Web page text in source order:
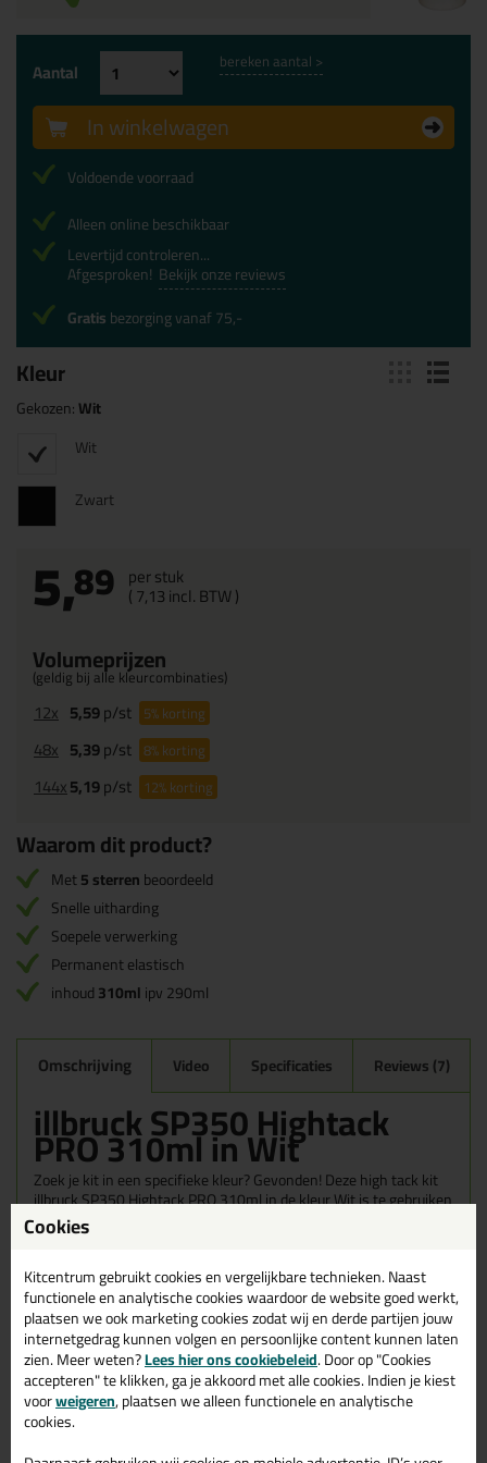
Kleur
Gekozen:Wit
Wit
Zwart
5,89 per stuk
(7,13incl. BTW )
Volumeprijzen
(geldig bij alle kleurcombinaties)
12x 5,59p/st 5%korting
48x 5,39p/st 8%korting
144x5,19p/st 12%korting
Aantal bereken aantal >
In winkelwagen
Voldoende voorraad
Alleen online beschikbaar
Levertijd controleren...
Afgesproken! Bekijk onze reviews
Gratisbezorging vanaf 75,-
Waarom dit product?
Met5 sterrenbeoordeeld
Snelle uitharding
Soepele verwerking
Permanent elastisch
inhoud310mlipv 290ml
Omschrijving Video Specificaties Reviews (7)
illbruck SP350 Hightack
PRO 310ml in Wit
Zoek je kit in een specifieke kleur? Gevonden! Deze high tack kit
illbruck SP350 Hightack PRO 310ml in de kleur Wit is te gebruiken
voor verschillende toepassingen. Een duurzame en veelzijdige kit
welke makkelijk te verwerken is. Perfect als je een bijpassende
SP350 Hightack PRO 310ml in kleur Wit vandaag nog! Op
voorraad en op werkdagen besteld = morgen in huis.
Wil je meer weten over de toepassing en kenmerken van dit
product?Lees alles over dit product >
Cookies
Kitcentrum gebruikt cookies en vergelijkbare technieken. Naast
functionele en analytische cookies waardoor de website goed werkt,
plaatsen we ook marketing cookies zodat wij en derde partijen jouw
internetgedrag kunnen volgen en persoonlijke content kunnen laten
zien. Meer weten?Lees hier ons cookiebeleid. Door op "Cookies
accepteren" te klikken, ga je akkoord met alle cookies. Indien je kiest
voorweigeren, plaatsen we alleen functionele en analytische
cookies.